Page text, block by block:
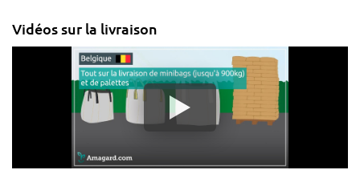
Vidéos sur la livraison